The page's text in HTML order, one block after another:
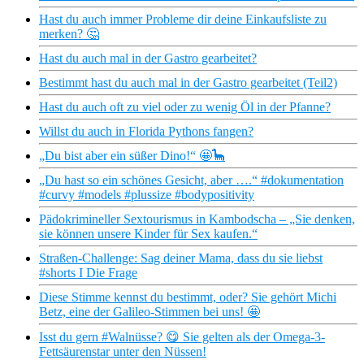
Hast du auch immer Probleme dir deine Einkaufsliste zu
merken? 🤔
Hast du auch mal in der Gastro gearbeitet?
Bestimmt hast du auch mal in der Gastro gearbeitet (Teil2)
Hast du auch oft zu viel oder zu wenig Öl in der Pfanne?
Willst du auch in Florida Pythons fangen?
„Du bist aber ein süßer Dino!“ 🤩🦕
„Du hast so ein schönes Gesicht, aber ….“ #dokumentation
#curvy #models #plussize #bodypositivity
Pädokrimineller Sextourismus in Kambodscha – „Sie denken,
sie können unsere Kinder für Sex kaufen.“
Straßen-Challenge: Sag deiner Mama, dass du sie liebst
#shorts I Die Frage
Diese Stimme kennst du bestimmt, oder? Sie gehört Michi
Betz, eine der Galileo-Stimmen bei uns! 🤩
Isst du gern #Walnüsse? 😋 Sie gelten als der Omega-3-
Fettsäurenstar unter den Nüssen!